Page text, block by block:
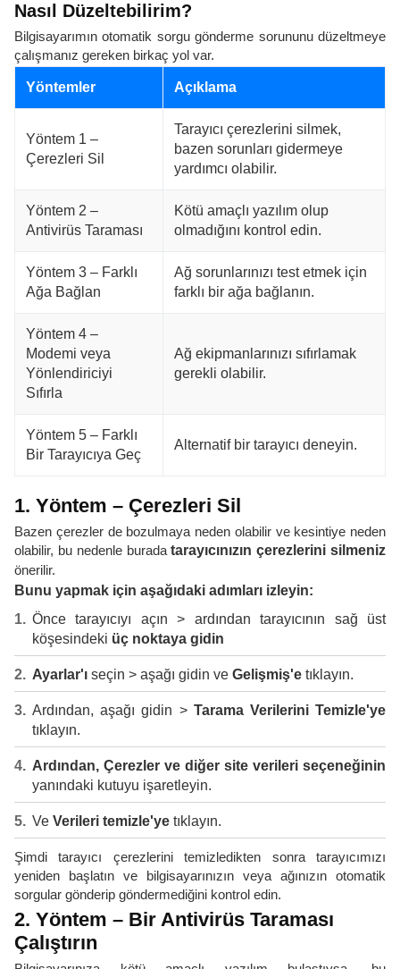
Nasıl Düzeltebilirim?
Bilgisayarımın otomatik sorgu gönderme sorununu düzeltmeye
çalışmanız gereken birkaç yol var.
Yöntemler Açıklama
Yöntem 1 –
Çerezleri Sil
Tarayıcı çerezlerini silmek,
bazen sorunları gidermeye
yardımcı olabilir.
Yöntem 2 –
Antivirüs Taraması
Kötü amaçlı yazılım olup
olmadığını kontrol edin.
Yöntem 3 – Farklı
Ağa Bağlan
Ağ sorunlarınızı test etmek için
farklı bir ağa bağlanın.
Yöntem 4 –
Modemi veya
Yönlendiriciyi
Sıfırla
Ağ ekipmanlarınızı sıfırlamak
gerekli olabilir.
Yöntem 5 – Farklı
Bir Tarayıcıya Geç
Alternatif bir tarayıcı deneyin.
1. Yöntem – Çerezleri Sil
Bazen çerezler de bozulmaya neden olabilir ve kesintiye neden
olabilir, bu nedenle buradatarayıcınızın çerezlerini silmeniz
önerilir.
Bunu yapmak için aşağıdaki adımları izleyin:
Önce tarayıcıyı açın > ardından tarayıcının sağ üst
köşesindeki üç noktaya gidin
Ayarlar'ı seçin > aşağı gidin ve Gelişmiş'e tıklayın.
Ardından, aşağı gidin > Tarama Verilerini Temizle'ye
tıklayın.
Ardından, Çerezler ve diğer site verileri seçeneğinin
yanındaki kutuyu işaretleyin.
Ve Verileri temizle'ye tıklayın.
Şimdi tarayıcı çerezlerini temizledikten sonra tarayıcımızı
yeniden başlatın ve bilgisayarınızın veya ağınızın otomatik
sorgular gönderip göndermediğini kontrol edin.
2. Yöntem – Bir Antivirüs Taraması
Çalıştırın